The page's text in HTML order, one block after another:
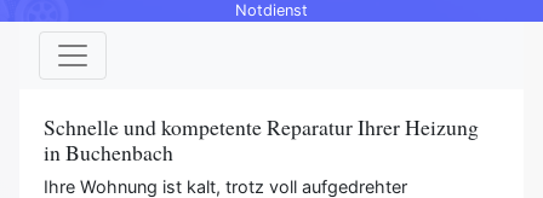
Notdienst
Schnelle und kompetente Reparatur Ihrer Heizung
in Buchenbach
Ihre Wohnung ist kalt, trotz voll aufgedrehter